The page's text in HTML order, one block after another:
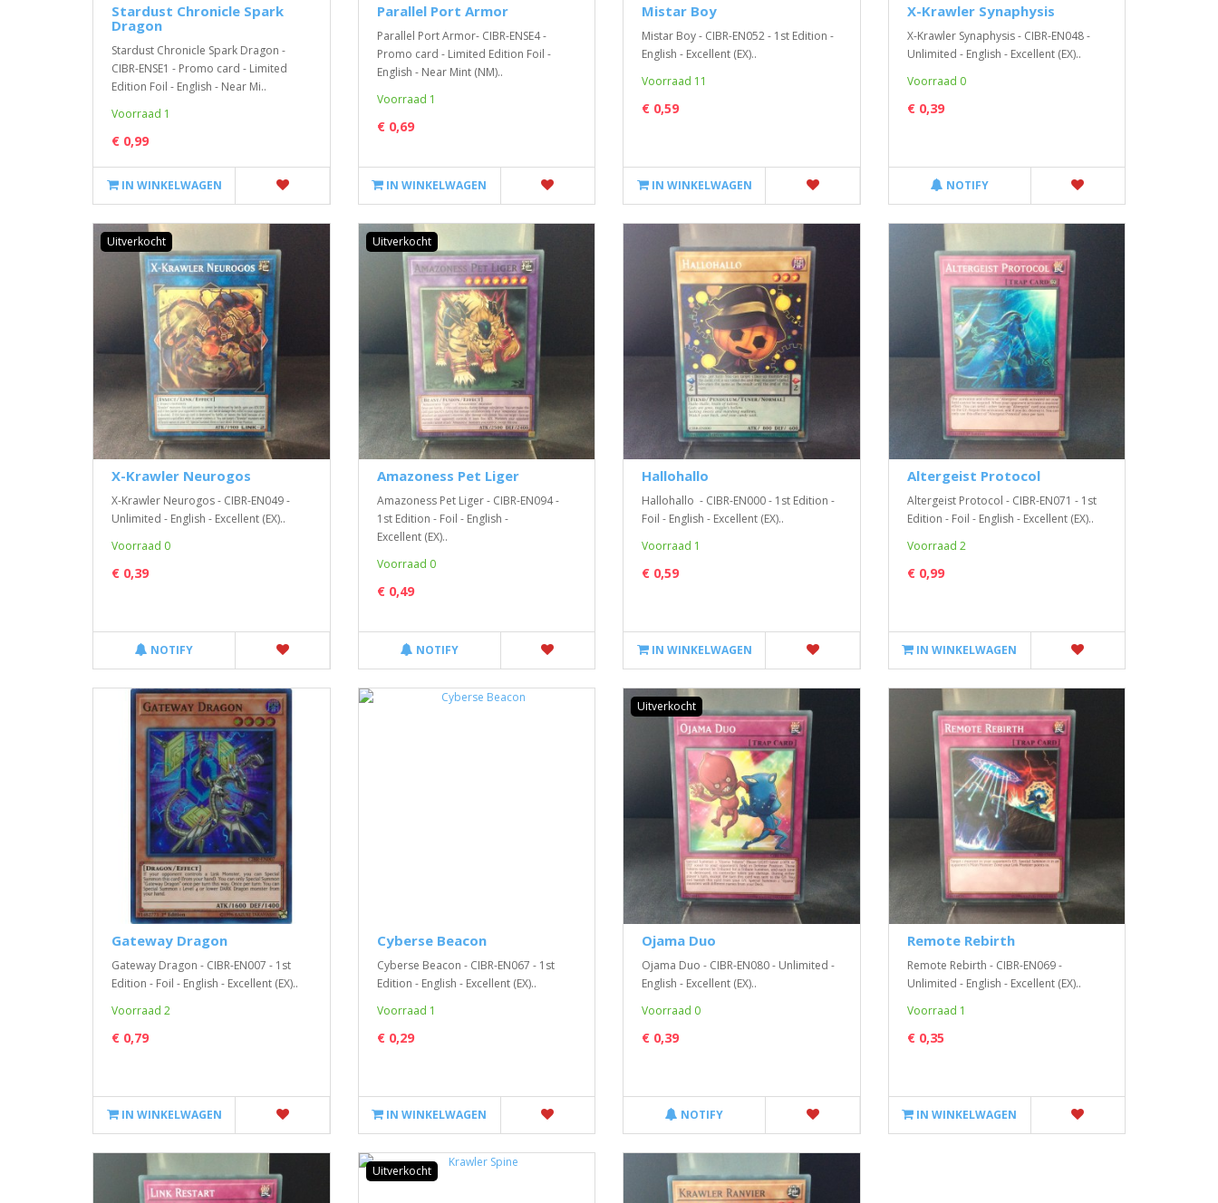
Stardust Chronicle Spark
Dragon
Stardust Chronicle Spark Dragon -
CIBR-ENSE1 - Promo card - Limited
Edition Foil - English - Near Mi..
Voorraad 1
€ 0,99
IN WINKELWAGEN
Parallel Port Armor
Parallel Port Armor- CIBR-ENSE4 -
Promo card - Limited Edition Foil -
English - Near Mint (NM)..
Voorraad 1
€ 0,69
IN WINKELWAGEN
Mistar Boy
Mistar Boy - CIBR-EN052 - 1st Edition -
English - Excellent (EX)..
Voorraad 11
€ 0,59
IN WINKELWAGEN
X-Krawler Synaphysis
X-Krawler Synaphysis - CIBR-EN048 -
Unlimited - English - Excellent (EX)..
Voorraad 0
€ 0,39
NOTIFY
Uitverkocht
X-Krawler Neurogos
X-Krawler Neurogos - CIBR-EN049 -
Unlimited - English - Excellent (EX)..
Voorraad 0
€ 0,39
NOTIFY
Uitverkocht
Amazoness Pet Liger
Amazoness Pet Liger - CIBR-EN094 -
1st Edition - Foil - English -
Excellent (EX)..
Voorraad 0
€ 0,49
NOTIFY
Hallohallo
Hallohallo - CIBR-EN000 - 1st Edition -
Foil - English - Excellent (EX)..
Voorraad 1
€ 0,59
IN WINKELWAGEN
Altergeist Protocol
Altergeist Protocol - CIBR-EN071 - 1st
Edition - Foil - English - Excellent (EX)..
Voorraad 2
€ 0,99
IN WINKELWAGEN
Gateway Dragon
Gateway Dragon - CIBR-EN007 - 1st
Edition - Foil - English - Excellent (EX)..
Voorraad 2
€ 0,79
IN WINKELWAGEN
Cyberse Beacon
Cyberse Beacon - CIBR-EN067 - 1st
Edition - English - Excellent (EX)..
Voorraad 1
€ 0,29
IN WINKELWAGEN
Uitverkocht
Ojama Duo
Ojama Duo - CIBR-EN080 - Unlimited -
English - Excellent (EX)..
Voorraad 0
€ 0,39
NOTIFY
Remote Rebirth
Remote Rebirth - CIBR-EN069 -
Unlimited - English - Excellent (EX)..
Voorraad 1
€ 0,35
IN WINKELWAGEN
Uitverkocht